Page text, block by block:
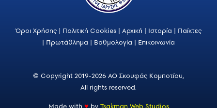
Όροι Χρήσης | Πολιτική Cookies | Αρχική | Ιστορία | Παίκτες
| Πρωτάθλημα | Βαθμολογία | Επικοινωνία
© Copyright 2019-2026 ΑΟ Σκουφάς Κομποτίου,
All rights reserved.